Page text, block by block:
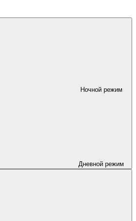
Ночной режим
Дневной режим